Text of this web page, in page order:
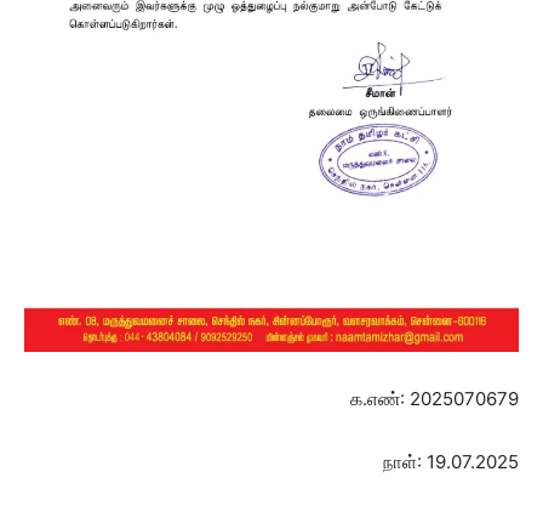
க.எண்: 2025070679
நாள்: 19.07.2025